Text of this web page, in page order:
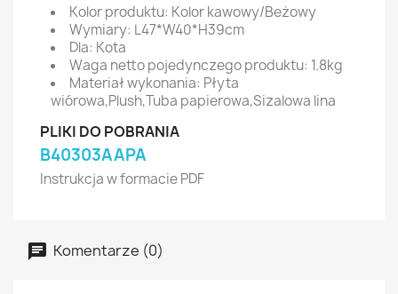
Kolor produktu: Kolor kawowy/Beżowy
Wymiary: L47*W40*H39cm
Dla: Kota
Waga netto pojedynczego produktu: 1.8kg
Materiał wykonania: Płyta
wiórowa,Plush,Tuba papierowa,Sizalowa lina
PLIKI DO POBRANIA
B40303AAPA
Instrukcja w formacie PDF
Komentarze (0)